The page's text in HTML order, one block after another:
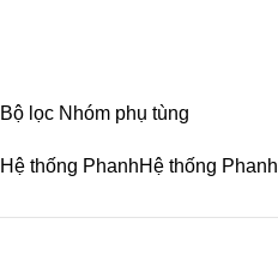
Bộ lọc Nhóm phụ tùng
Hệ thống PhanhHệ thống Phanh